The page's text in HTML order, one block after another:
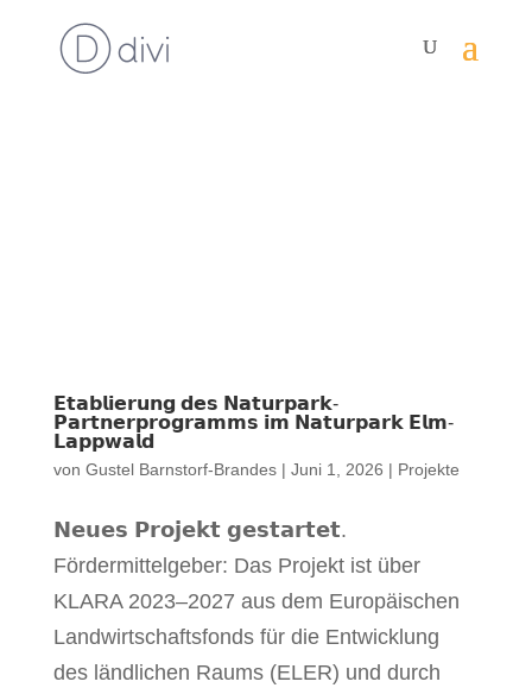
𝗘𝘁𝗮𝗯𝗹𝗶𝗲𝗿𝘂𝗻𝗴 𝗱𝗲𝘀 𝗡𝗮𝘁𝘂𝗿𝗽𝗮𝗿𝗸-
𝗣𝗮𝗿𝘁𝗻𝗲𝗿𝗽𝗿𝗼𝗴𝗿𝗮𝗺𝗺𝘀 𝗶𝗺 𝗡𝗮𝘁𝘂𝗿𝗽𝗮𝗿𝗸 𝗘𝗹𝗺-
𝗟𝗮𝗽𝗽𝘄𝗮𝗹𝗱
von Gustel Barnstorf-Brandes| Juni 1, 2026 | Projekte
𝗡𝗲𝘂𝗲𝘀 𝗣𝗿𝗼𝗷𝗲𝗸𝘁 𝗴𝗲𝘀𝘁𝗮𝗿𝘁𝗲𝘁.
Fördermittelgeber: Das Projekt ist über
KLARA 2023–2027 aus dem Europäischen
Landwirtschaftsfonds für die Entwicklung
des ländlichen Raums (ELER) und durch